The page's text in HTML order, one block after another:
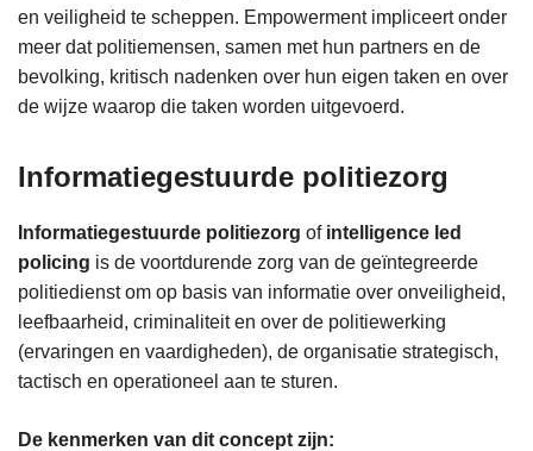
en veiligheid te scheppen. Empowerment impliceert onder
meer dat politiemensen, samen met hun partners en de
bevolking, kritisch nadenken over hun eigen taken en over
de wijze waarop die taken worden uitgevoerd.
Informatiegestuurde politiezorg
Informatiegestuurde politiezorg of intelligence led
policing is de voortdurende zorg van de geïntegreerde
politiedienst om op basis van informatie over onveiligheid,
leefbaarheid, criminaliteit en over de politiewerking
(ervaringen en vaardigheden), de organisatie strategisch,
tactisch en operationeel aan te sturen.
De kenmerken van dit concept zijn: